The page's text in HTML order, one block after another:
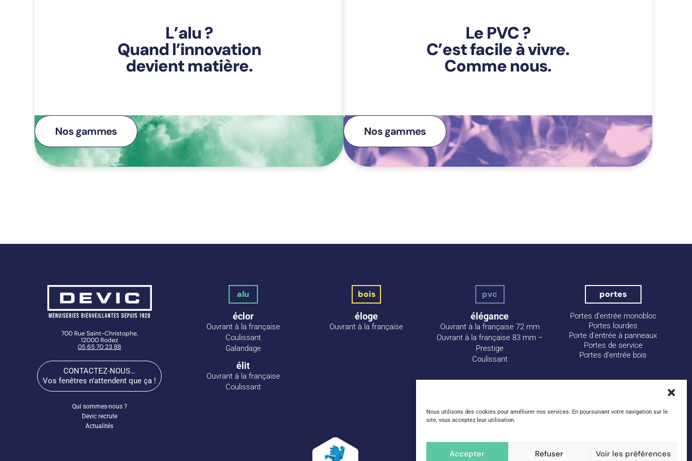
Nous utilisons des cookies pour améliorer nos services. En poursuivant votre navigation sur le
site, vous acceptez leur utilisation.
Accepter Refuser Voir les préférences
L’alu ?
Quand l’innovation
devient matière.
Nos gammes
Le PVC ?
C’est facile à vivre.
Comme nous.
Nos gammes
700 Rue Saint-Christophe,
12000 Rodez
05 65 70 23 88
CONTACTEZ-NOUS…
Vos fenêtres n’attendent que ça !
Qui sommes-nous ?
Devic recrute
Actualités
alu
éclor
Ouvrant à la française
Coulissant
Galandage
élit
Ouvrant à la française
Coulissant
bois
éloge
Ouvrant à la française
pvc
élégance
Ouvrant à la française 72 mm
Ouvrant à la française 83 mm –
Prestige
Coulissant
portes
Portes d’entrée monobloc
Portes lourdes
Porte d’entrée à panneaux
Portes de service
Portes d’entrée bois